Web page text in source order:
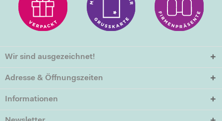
Wir sind ausgezeichnet!
Adresse & Öffnungszeiten
Informationen